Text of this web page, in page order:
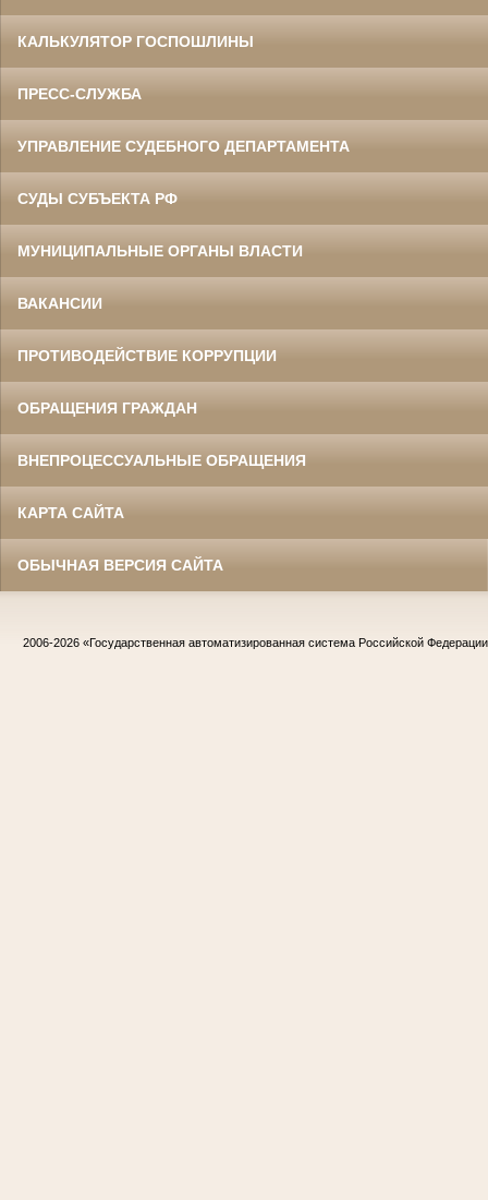
КАЛЬКУЛЯТОР ГОСПОШЛИНЫ
ПРЕСС-СЛУЖБА
УПРАВЛЕНИЕ СУДЕБНОГО ДЕПАРТАМЕНТА
СУДЫ СУБЪЕКТА РФ
МУНИЦИПАЛЬНЫЕ ОРГАНЫ ВЛАСТИ
ВАКАНСИИ
ПРОТИВОДЕЙСТВИЕ КОРРУПЦИИ
ОБРАЩЕНИЯ ГРАЖДАН
ВНЕПРОЦЕССУАЛЬНЫЕ ОБРАЩЕНИЯ
КАРТА САЙТА
ОБЫЧНАЯ ВЕРСИЯ САЙТА
2006-2026 «Государственная автоматизированная система Российской